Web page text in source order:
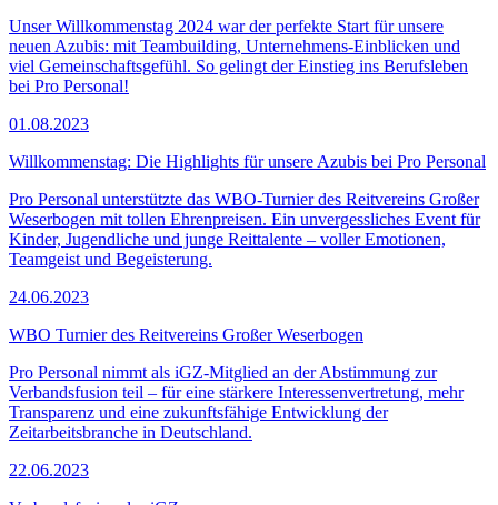
Unser Willkommenstag 2024 war der perfekte Start für unsere
neuen Azubis: mit Teambuilding, Unternehmens-Einblicken und
viel Gemeinschaftsgefühl. So gelingt der Einstieg ins Berufsleben
bei Pro Personal!
01.08.2023
Willkommenstag: Die Highlights für unsere Azubis bei Pro Personal
Pro Personal unterstützte das WBO-Turnier des Reitvereins Großer
Weserbogen mit tollen Ehrenpreisen. Ein unvergessliches Event für
Kinder, Jugendliche und junge Reittalente – voller Emotionen,
Teamgeist und Begeisterung.
24.06.2023
WBO Turnier des Reitvereins Großer Weserbogen
Pro Personal nimmt als iGZ-Mitglied an der Abstimmung zur
Verbandsfusion teil – für eine stärkere Interessenvertretung, mehr
Transparenz und eine zukunftsfähige Entwicklung der
Zeitarbeitsbranche in Deutschland.
22.06.2023